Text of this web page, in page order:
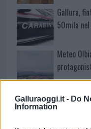
Galluraoggi.it - Do
Information
Gallura,
50mila
Meteo
Test
fine agosto